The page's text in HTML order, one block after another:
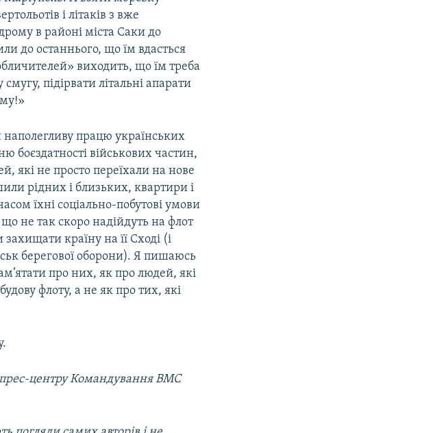
і літаків з вже
в районі міста Саки до
до останнього, що їм вдасться
виходить, що їм треба
підірвати літальні апарати
працю українських
боєздатності військових частин,
які не просто переїхали на нове
рідних і близьких, квартири і
їхні соціально-побутові умови
не так скоро надійдуть на флот
країну на її Сході (і
берегової оборони). Я пишаюсь
про них, як про людей, які
флоту, а не як про тих, які
центру Командування ВМС